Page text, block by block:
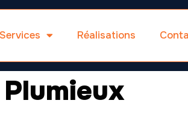
Services Réalisations